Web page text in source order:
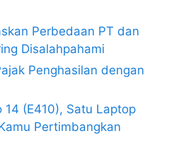
Perbedaan PT dan
Disalahpahami
Penghasilan dengan
14 (E410), Satu Laptop
Pertimbangkan